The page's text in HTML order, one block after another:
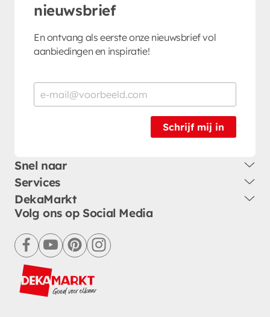
nieuwsbrief
En ontvang als eerste onze nieuwsbrief vol
aanbiedingen en inspiratie!
Schrijf mij in
Snel naar
Services
DekaMarkt
Volg ons op Social Media
facebookyoutubepinterestinstagram